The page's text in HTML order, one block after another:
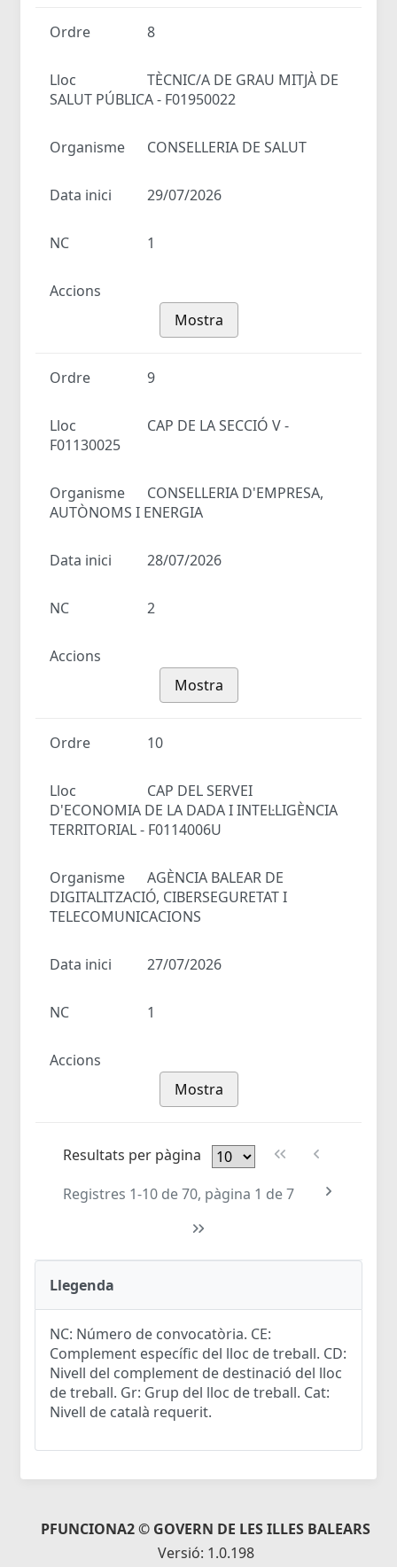
Ordre 8
Lloc
TÈCNIC/A DE GRAU MITJÀ DE
SALUT PÚBLICA - F01950022
Organisme CONSELLERIA DE SALUT
Data inici 29/07/2026
NC 1
Accions
Mostra
Ordre 9
Lloc
CAP DE LA SECCIÓ V -
F01130025
Organisme
CONSELLERIA D'EMPRESA,
AUTÒNOMS I ENERGIA
Data inici 28/07/2026
NC 2
Accions
Mostra
Ordre 10
Lloc
CAP DEL SERVEI
D'ECONOMIA DE LA DADA I INTEL·LIGÈNCIA
TERRITORIAL - F0114006U
Organisme
AGÈNCIA BALEAR DE
DIGITALITZACIÓ, CIBERSEGURETAT I
TELECOMUNICACIONS
Data inici 27/07/2026
NC 1
Accions
Mostra
Resultats per pàgina
Registres 1-10 de 70, pàgina 1 de 7
Llegenda
NC: Número de convocatòria. CE:
Complement específic del lloc de treball. CD:
Nivell del complement de destinació del lloc
de treball. Gr: Grup del lloc de treball. Cat:
Nivell de català requerit.
PFUNCIONA2 © GOVERN DE LES ILLES BALEARS
Versió: 1.0.198